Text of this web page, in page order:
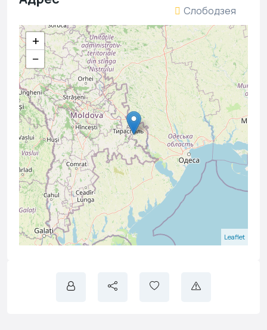
Слободзея
+
−
Leaflet